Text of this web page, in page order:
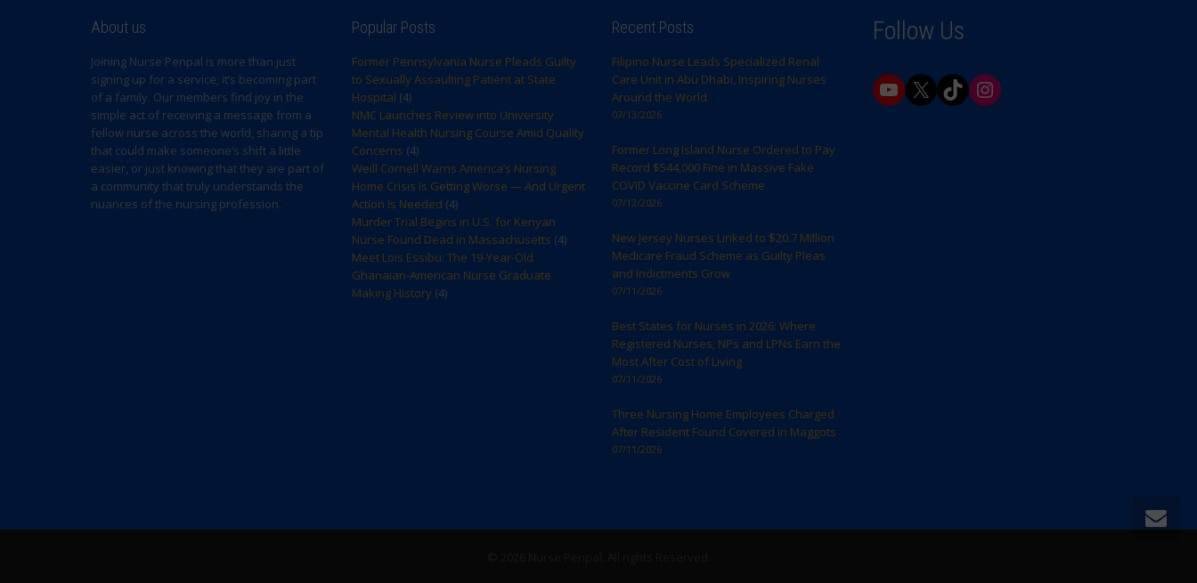
About us
Joining Nurse Penpal is more than just
signing up for a service; it’s becoming part
of a family. Our members find joy in the
simple act of receiving a message from a
fellow nurse across the world, sharing a tip
that could make someone’s shift a little
easier, or just knowing that they are part of
a community that truly understands the
nuances of the nursing profession.
Popular Posts
Former Pennsylvania Nurse Pleads Guilty
to Sexually Assaulting Patient at State
Hospital (4)
NMC Launches Review into University
Mental Health Nursing Course Amid Quality
Concerns (4)
Weill Cornell Warns America’s Nursing
Home Crisis Is Getting Worse — And Urgent
Action Is Needed (4)
Murder Trial Begins in U.S. for Kenyan
Nurse Found Dead in Massachusetts (4)
Meet Lois Essibu: The 19-Year-Old
Ghanaian-American Nurse Graduate
Making History (4)
Recent Posts
Filipino Nurse Leads Specialized Renal
Care Unit in Abu Dhabi, Inspiring Nurses
Around the World
07/13/2026
Former Long Island Nurse Ordered to Pay
Record $544,000 Fine in Massive Fake
COVID Vaccine Card Scheme
07/12/2026
New Jersey Nurses Linked to $20.7 Million
Medicare Fraud Scheme as Guilty Pleas
and Indictments Grow
07/11/2026
Best States for Nurses in 2026: Where
Registered Nurses, NPs and LPNs Earn the
Most After Cost of Living
07/11/2026
Three Nursing Home Employees Charged
After Resident Found Covered in Maggots
07/11/2026
Follow Us
YouTube
X TikTokInstagram